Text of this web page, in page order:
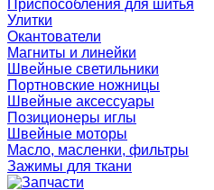
Приспособления для шитья
Улитки
Окантователи
Магниты и линейки
Швейные светильники
Портновские ножницы
Швейные аксессуары
Позиционеры иглы
Швейные моторы
Масло, масленки, фильтры
Зажимы для ткани